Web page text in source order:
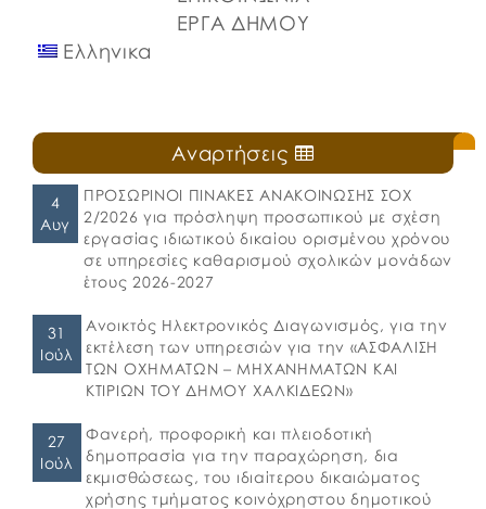
ΕΡΓΑ ΔΗΜΟΥ
Ελληνικα
Αναρτήσεις
4
Αυγ
ΠΡΟΣΩΡΙΝΟΙ ΠΙΝΑΚΕΣ ΑΝΑΚΟΙΝΩΣΗΣ ΣΟΧ
2/2026 για πρόσληψη προσωπικού με σχέση
εργασίας ιδιωτικού δικαίου ορισμένου χρόνου
σε υπηρεσίες καθαρισμού σχολικών μονάδων
έτους 2026-2027
31
Ιούλ
Ανοικτός Ηλεκτρονικός Διαγωνισμός, για την
εκτέλεση των υπηρεσιών για την «ΑΣΦΑΛΙΣΗ
ΤΩΝ ΟΧΗΜΑΤΩΝ – ΜΗΧΑΝΗΜΑΤΩΝ ΚΑΙ
ΚΤΙΡΙΩΝ ΤΟΥ ΔΗΜΟΥ ΧΑΛΚΙΔΕΩΝ»
27
Ιούλ
Φανερή, προφορική και πλειοδοτική
δημοπρασία για την παραχώρηση, δια
εκμισθώσεως, του ιδιαίτερου δικαιώματος
χρήσης τμήματος κοινόχρηστου δημοτικού